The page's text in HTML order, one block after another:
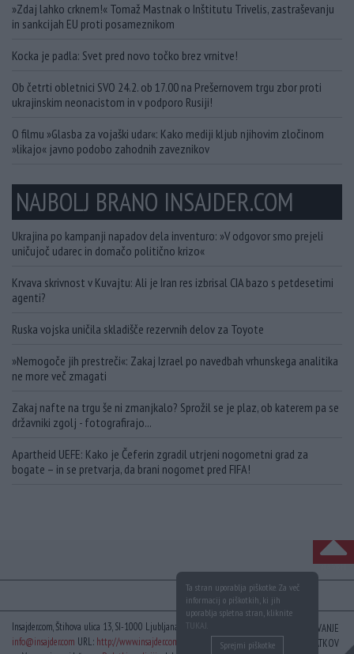
»Zdaj lahko crknem!« Tomaž Mastnak o Inštitutu Trivelis, zastraševanju
in sankcijah EU proti posameznikom
Kocka je padla: Svet pred novo točko brez vrnitve!
Ob četrti obletnici SVO 24.2. ob 17.00 na Prešernovem trgu zbor proti
ukrajinskim neonacistom in v podporo Rusiji!
O filmu »Glasba za vojaški udar«: Kako mediji kljub njihovim zločinom
»likajo« javno podobo zahodnih zaveznikov
NAJBOLJ BRANO INSAJDER.COM
Ukrajina po kampanji napadov dela inventuro: »V odgovor smo prejeli
uničujoč udarec in domačo politično krizo«
Krvava skrivnost v Kuvajtu: Ali je Iran res izbrisal CIA bazo s petdesetimi
agenti?
Ruska vojska uničila skladišče rezervnih delov za Toyote
»Nemogoče jih prestreči«: Zakaj Izrael po navedbah vrhunskega analitika
ne more več zmagati
Zakaj nafte na trgu še ni zmanjkalo? Sprožil se je plaz, ob katerem pa se
državniki zgolj - fotografirajo...
Apartheid UEFE: Kako je Čeferin zgradil utrjeni nogometni grad za
bogate – in se pretvarja, da brani nogomet pred FIFA!
NA VRH
Insajder.com, Štihova ulica 13, SI-1000 Ljubljana, Slovenija | E-mail:
info@insajder.com URL: http://www.insajder.com
VAROVANJE
PODATKOV
Ta stran uporablja piškotke. Za več
informacij o piškotkih, ki jih
uporablja spletna stran, kliknite
TUKAJ
Sprejmi piškotke